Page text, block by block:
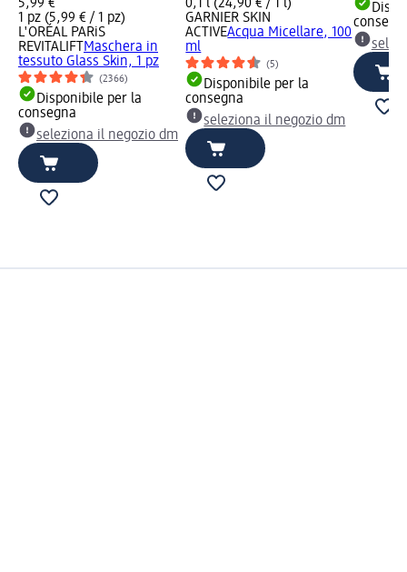
5,99 €
1 pz (5,99 € / 1 pz)
L'ORÉAL PARiS
REVITALIFT Maschera in
tessuto Glass Skin, 1 pz
(2366)
Disponibile per la
consegna
seleziona il negozio dm
0,1 l (24,90 € / 1 l)
GARNIER SKIN
ACTIVEAcqua Micellare, 100
ml
(5)
Disponibile per la
consegna
seleziona il negozio dm